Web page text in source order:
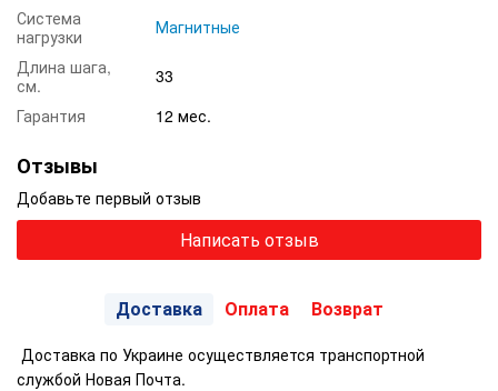
Система
нагрузки
Магнитные
Длина шага,
см.
33
Гарантия
12 мес.
Отзывы
Добавьте первый отзыв
Написать отзыв
Доставка Оплата Возврат
Доставка по Украине осуществляется транспортной
службой Новая Почта.